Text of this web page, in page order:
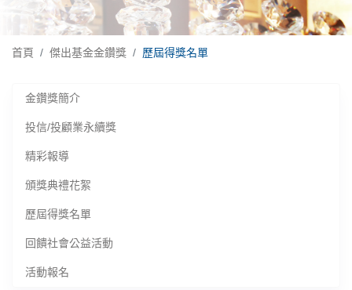
首頁 傑出基金金鑽獎 歷屆得獎名單
金鑽獎簡介
投信/投顧業永續獎
精彩報導
頒獎典禮花絮
歷屆得獎名單
回饋社會公益活動
活動報名